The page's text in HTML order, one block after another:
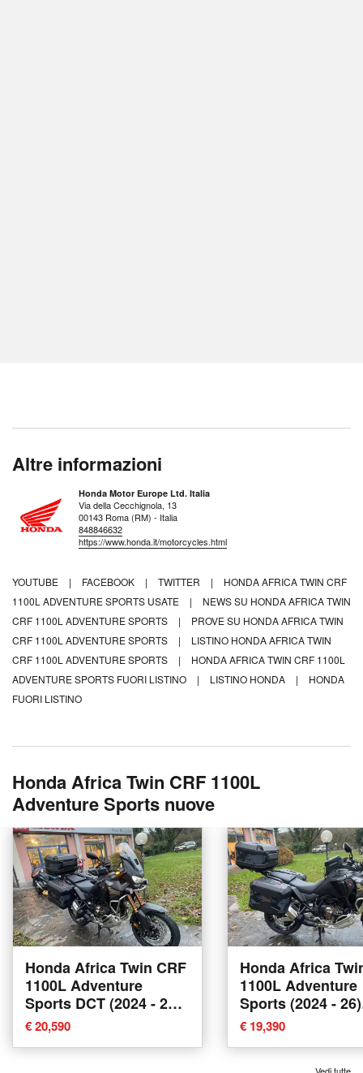
Altre informazioni
Honda Motor Europe Ltd. Italia
Via della Cecchignola, 13
00143 Roma (RM) - Italia
848846632
https://www.honda.it/motorcycles.html
YOUTUBE | FACEBOOK | TWITTER |
HONDA AFRICA TWIN CRF
1100L ADVENTURE SPORTS USATE
|
NEWS SU HONDA AFRICA TWIN
CRF 1100L ADVENTURE SPORTS
|
PROVE SU HONDA AFRICA TWIN
CRF 1100L ADVENTURE SPORTS
|
LISTINO HONDA AFRICA TWIN
CRF 1100L ADVENTURE SPORTS
|
HONDA AFRICA TWIN CRF 1100L
ADVENTURE SPORTS FUORI LISTINO
| LISTINO HONDA |
HONDA
FUORI LISTINO
Honda Africa Twin CRF 1100L
Adventure Sports nuove
Honda Africa Twin CRF
1100L Adventure
Sports DCT (2024 - 26)
nuova a Legnano
€ 20,590
Honda Africa
1100L Adventure
Sports (2024 - 26)
nuova a Legnano
€ 19,390
Vedi tutte